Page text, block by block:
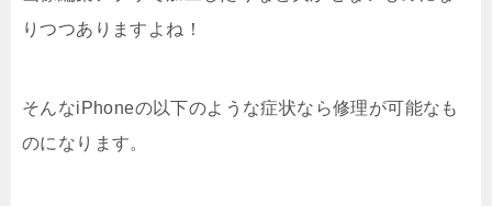
りつつありますよね！
そんなiPhoneの以下のような症状なら修理が可能なも
のになります。